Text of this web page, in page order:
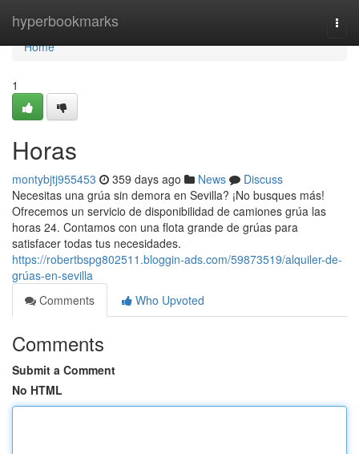
hyperbookmarks
Home
Home
1
Horas
montybjtj955453 359 days ago News
Discuss
Necesitas una grúa sin demora en Sevilla? ¡No busques más!
Ofrecemos un servicio de disponibilidad de camiones grúa las
horas 24. Contamos con una flota grande de grúas para
satisfacer todas tus necesidades.
https://robertbspg802511.bloggin-ads.com/59873519/alquiler-de-
grúas-en-sevilla
Comments
Who Upvoted
Comments
Submit a Comment
No HTML